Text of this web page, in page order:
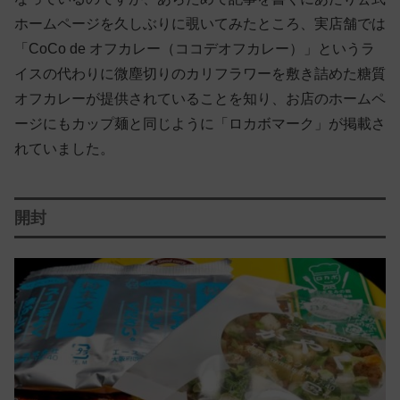
ホームページを久しぶりに覗いてみたところ、実店舗では
「CoCo de オフカレー（ココデオフカレー）」というラ
イスの代わりに微塵切りのカリフラワーを敷き詰めた糖質
オフカレーが提供されていることを知り、お店のホームペ
ージにもカップ麺と同じように「ロカボマーク」が掲載さ
れていました。
開封